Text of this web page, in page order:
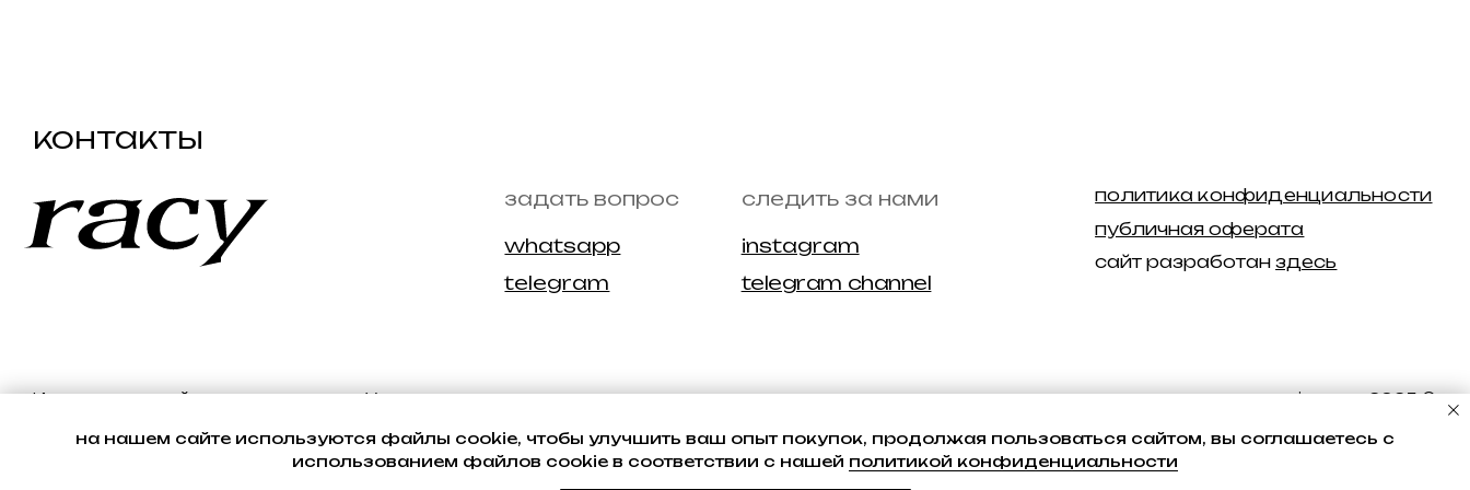
на нашем сайте используются файлы cookie, чтобы улучшить ваш опыт покупок, продолжая пользоваться сайтом, вы соглашаетесь с
использованием файлов cookie в соответствии с нашей политикой конфиденциальности